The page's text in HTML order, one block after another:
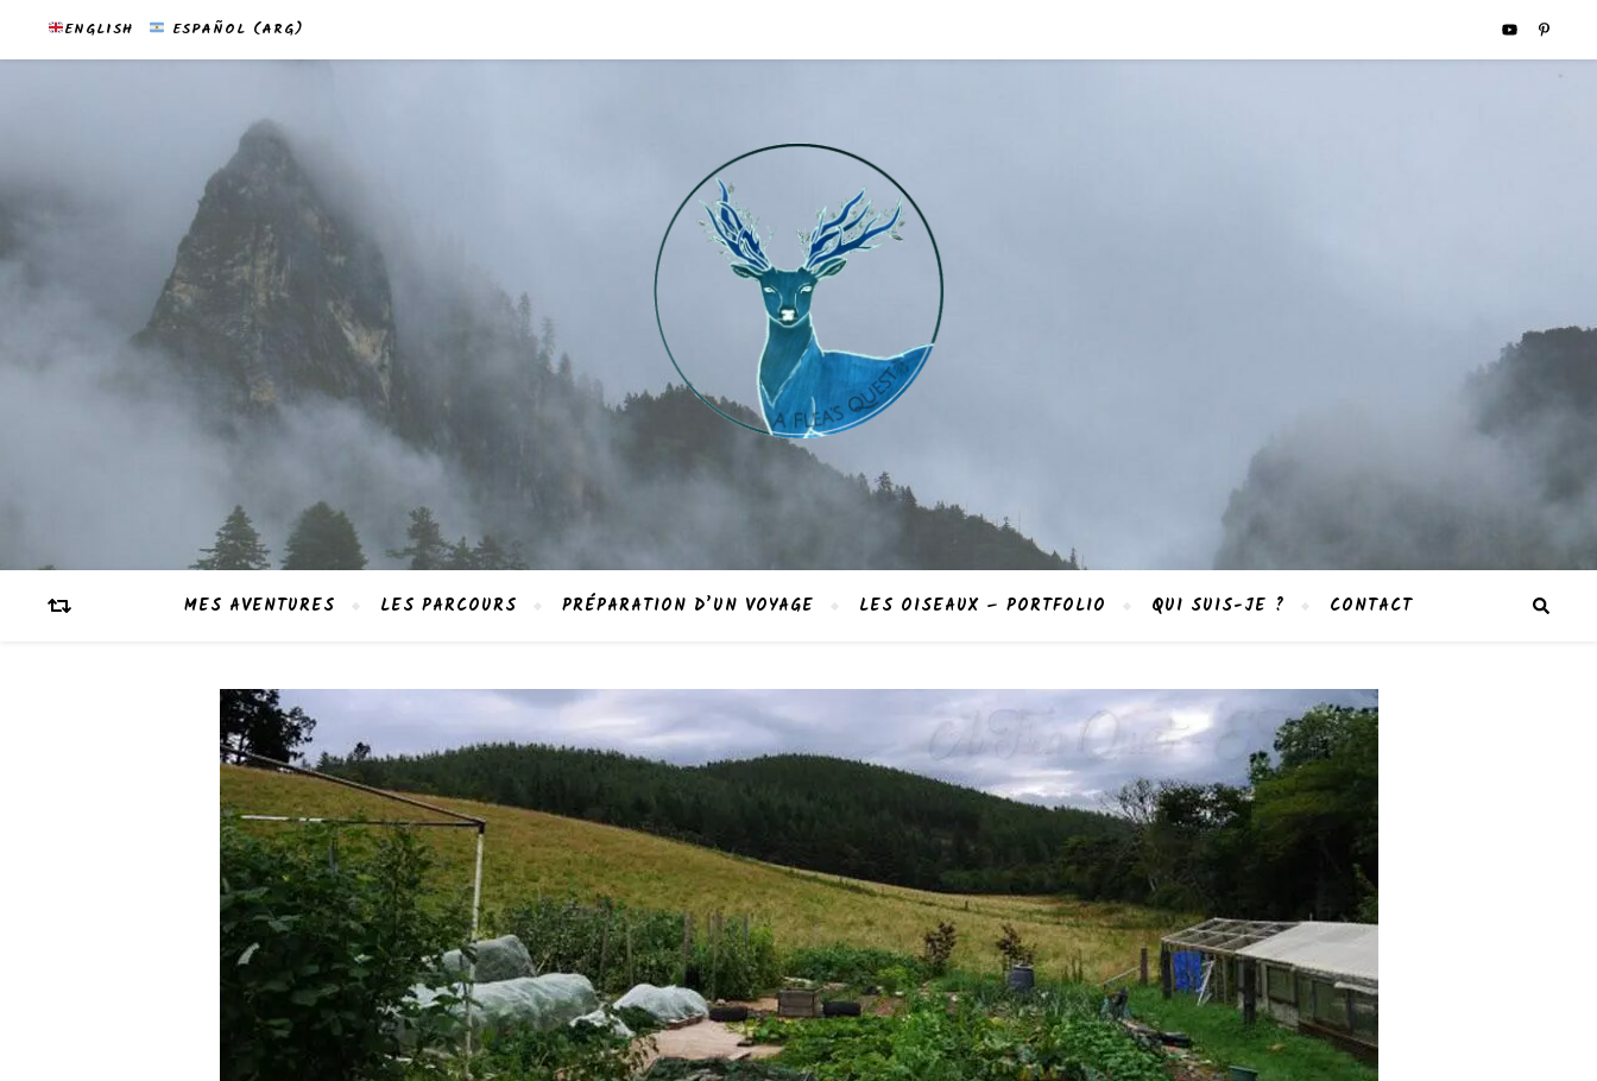
ENGLISH ESPAÑOL (ARG)
MES AVENTURES LES PARCOURS PRÉPARATION D’UN VOYAGE LES OISEAUX – PORTFOLIO QUI SUIS-JE ? CONTACT